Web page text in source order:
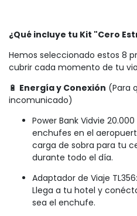
¿Qué incluye tu Kit "Cero
Hemos seleccionado estos 8
cubrir cada momento de tu
🔋 Energía y Conexión (Para
incomunicado)
Power Bank Vidvie
enchufes en el
carga de sobra para tu
durante todo el día.
Adaptador de Viaje
Llega a tu hotel y
sea el enchufe.